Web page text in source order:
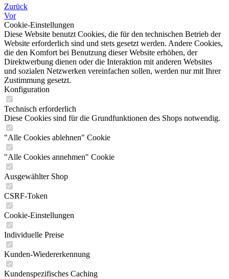
Zurück
Vor
Cookie-Einstellungen
Diese Website benutzt Cookies, die für den technischen Betrieb der
Website erforderlich sind und stets gesetzt werden. Andere Cookies,
die den Komfort bei Benutzung dieser Website erhöhen, der
Direktwerbung dienen oder die Interaktion mit anderen Websites
und sozialen Netzwerken vereinfachen sollen, werden nur mit Ihrer
Zustimmung gesetzt.
Konfiguration
Technisch erforderlich
Diese Cookies sind für die Grundfunktionen des Shops notwendig.
"Alle Cookies ablehnen" Cookie
"Alle Cookies annehmen" Cookie
Ausgewählter Shop
CSRF-Token
Cookie-Einstellungen
Individuelle Preise
Kunden-Wiedererkennung
Kundenspezifisches Caching